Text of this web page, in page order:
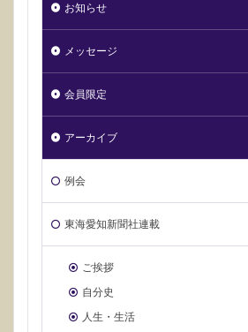
お知らせ
メッセージ
会員限定
アーカイブ
例会
東海愛知新聞社連載
ご挨拶
自分史
人生・生活